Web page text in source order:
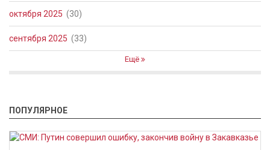
октября 2025 (30)
сентября 2025 (33)
Ещё
ПОПУЛЯРНОЕ